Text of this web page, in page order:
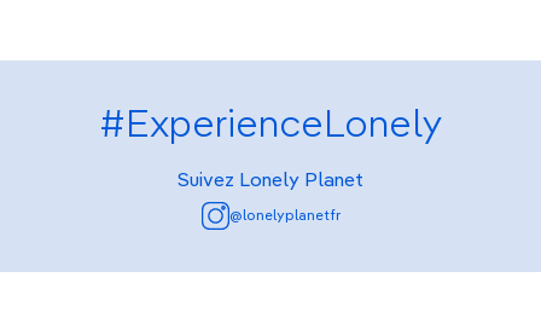
#ExperienceLonely
Suivez Lonely Planet
@lonelyplanetfr